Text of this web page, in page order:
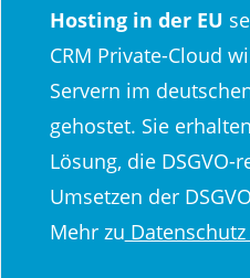
Hosting in der EU
CRM Private-Cloud
Servern im
gehostet. Sie
Lösung, die
Umsetzen der
Mehr zu